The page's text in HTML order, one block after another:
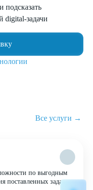
подсказать
задачи
Все услуги →
по выгодным
поставленных задач